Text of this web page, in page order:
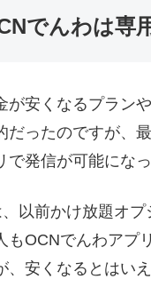
でんわは専
が安くなるプラン
ったのですが、
発信が可能にな
以前かけ放題オ
もOCNでんわア
、安くなるとはい